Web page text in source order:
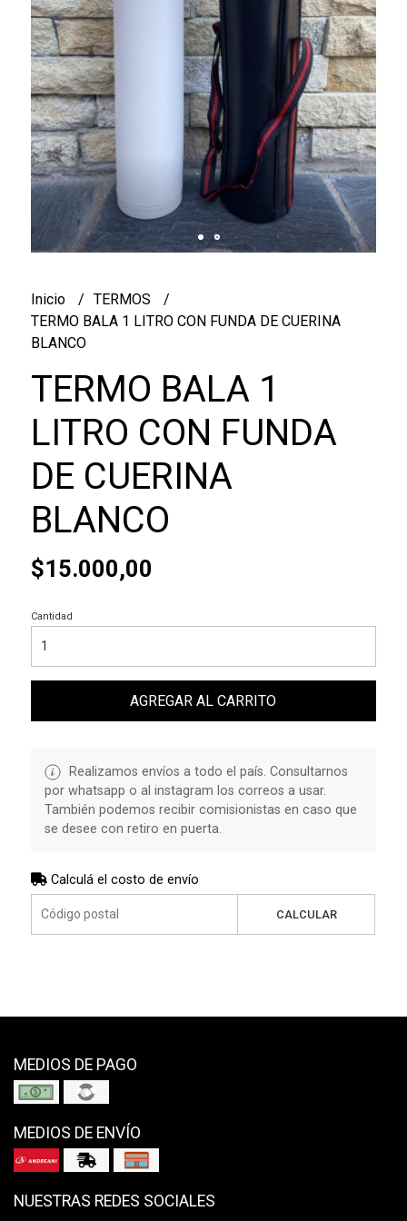
Inicio
TERMOS
TERMO BALA 1 LITRO CON FUNDA DE CUERINA
BLANCO
TERMO BALA 1
LITRO CON FUNDA
DE CUERINA
BLANCO
$15.000,00
Cantidad
AGREGAR AL CARRITO
Realizamos envíos a todo el país. Consultarnos
por whatsapp o al instagram los correos a usar.
También podemos recibir comisionistas en caso que
se desee con retiro en puerta.
Calculá el costo de envío
CALCULAR
MEDIOS DE PAGO
MEDIOS DE ENVÍO
NUESTRAS REDES SOCIALES